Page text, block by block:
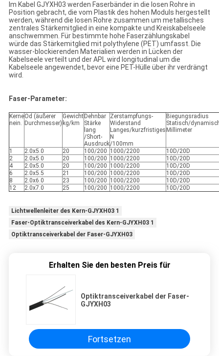
Im Kabel GJYXH03 werden Faserbänder in die losen Rohre in
Position gebracht, die vom Plastik des hohen Moduls hergestellt
werden, während die losen Rohre zusammen um metallisches
zentrales Stärkemitglied in eine kompakte und Kreiskabelseele
anschwemmen. Für bestimmte hohe Faserzählungskabel
würde das Stärkemitglied mit polythylene (PET) umfasst. Die
wasser-blockierenden Materialien werden in Lücken der
Kabelseele verteilt und der APL wird longitudinal um die
Kabelseele angewendet, bevor eine PET-Hülle über ihr verdrängt
wird.
Faser-Parameter:
Kerne
nein.
Od (äußerer
Durchmesser)
Gewicht
kg/km
Dehnbar
Stärke
lang
/Short-
Ausdruck
Zerstampfungs-
Widerstand
Langes/kurzfristiges
N
/100mm
Biegungsradius
Statisch/
Millimeter
1 2.0x5.0 20 100/200 1000/2200
10D/20D
2
2.0x5.0 20 100/200 1000/2200
10D/20D
4
2.0x5.0 20 100/200 1000/2200
10D/20D
6
2.0x5.5 21 100/200 1000/2200
10D/20D
8
2.0x6.0 23 100/200 1000/2200
10D/20D
12
2.0x7.0 25 100/200 1000/2200 10D/20D
Lichtwellenleiter des Kern-GJYXH03 1
Faser-Optiktransceiverkabel des Kern-GJYXH03 1
Optiktransceiverkabel der Faser-GJYXH03
Erhalten Sie den besten Preis für
Optiktransceiverkabel der Faser-
GJYXH03
Fortsetzen